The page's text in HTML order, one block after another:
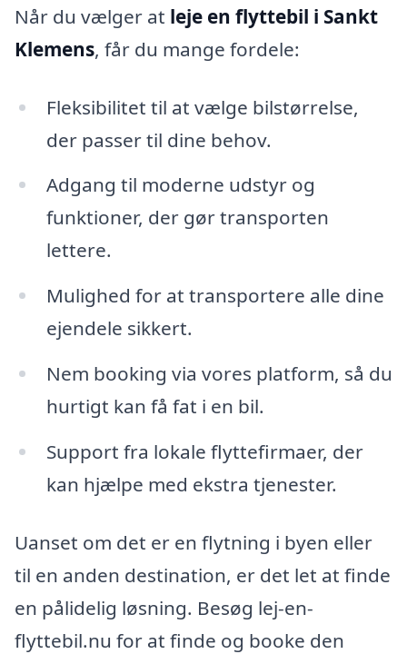
Når du vælger at leje en flyttebil i Sankt
Klemens, får du mange fordele:
Fleksibilitet til at vælge bilstørrelse,
der passer til dine behov.
Adgang til moderne udstyr og
funktioner, der gør transporten
lettere.
Mulighed for at transportere alle dine
ejendele sikkert.
Nem booking via vores platform, så du
hurtigt kan få fat i en bil.
Support fra lokale flyttefirmaer, der
kan hjælpe med ekstra tjenester.
Uanset om det er en flytning i byen eller
til en anden destination, er det let at finde
en pålidelig løsning. Besøg lej-en-
flyttebil.nu for at finde og booke den